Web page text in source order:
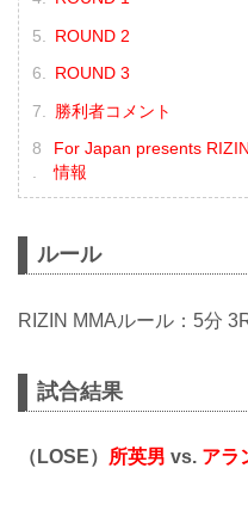
ROUND 2
ROUND 3
勝利者コメント
For Japan presents
情報
ルール
RIZIN MMAルール：5分
試合結果
（LOSE） 所英男 vs. アラ